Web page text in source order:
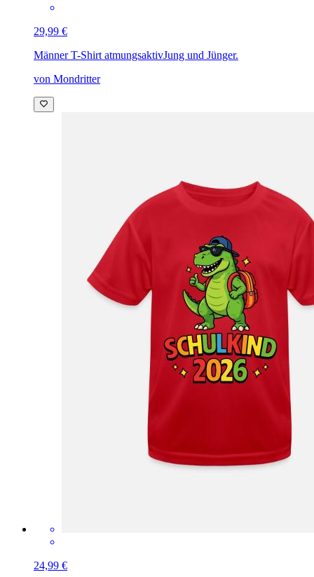
29,99 €
Männer T-Shirt atmungsaktivJung und Jünger.
von Mondritter
24,99 €